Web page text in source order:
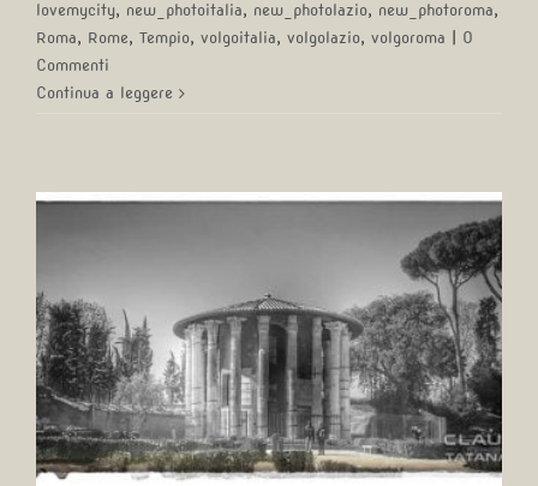
lovemycity, new_photoitalia, new_photolazio, new_photoroma,
Roma, Rome, Tempio, volgoitalia, volgolazio, volgoroma
0
Commenti
Continua a leggere
A spasso nel tempo… …